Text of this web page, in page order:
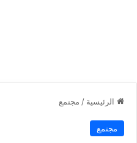
الرئيسية / مجتمع
مجتمع